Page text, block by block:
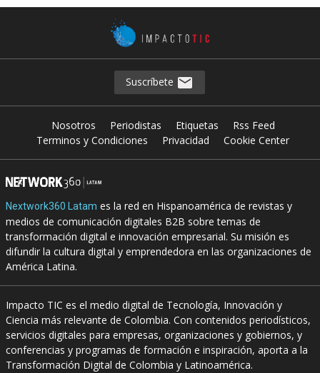
Suscríbete
Nosotros Periodistas Etiquetas
Rss Feed
Terminos y Condiciones
Privacidad Cookie Center
Nextwork360 Latam es la red en Hispanoamérica de revistas y
medios de comunicación digitales B2B sobre temas de
transformación digital e innovación empresarial. Su misión es
difundir la cultura digital y emprendedora en las organizaciones de
América Latina.
Impacto TIC es el medio digital de Tecnología, Innovación y
Ciencia más relevante de Colombia. Con contenidos periodísticos,
servicios digitales para empresas, organizaciones y gobiernos, y
conferencias y programas de formación e inspiración, aporta a la
Transformación Digital de Colombia y Latinoamérica.